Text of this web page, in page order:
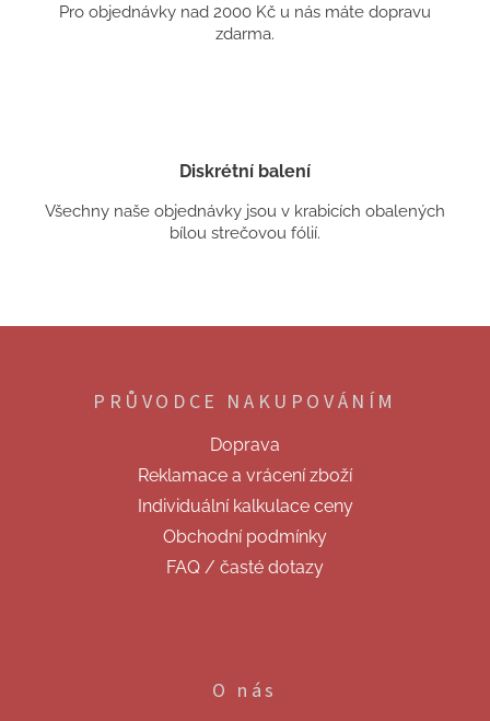
Pro objednávky nad 2000 Kč u nás máte dopravu
zdarma.
Diskrétní balení
Všechny naše objednávky jsou v krabicích obalených
bílou strečovou fólií.
PRŮVODCE NAKUPOVÁNÍM
Doprava
Reklamace a vrácení zboží
Individuální kalkulace ceny
Obchodní podmínky
FAQ / časté dotazy
O nás